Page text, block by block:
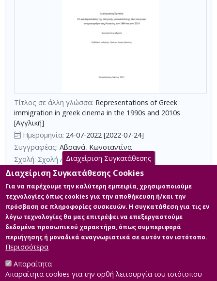
επιπλέον
κριτηρίων
αναζήτησης
Τίτλος σε άλλη γλώσσα: Representations of Greek
immigration in greek cinema in the 1990s and 2010s
[Αγγλική]
Ημερομηνία: 24-07-2022 [2022-07-24]
Συγγραφέας: Αβρανά, Κωνσταντίνα
Σχολή: Σχολή Ανθρωπιστικών Επιστημών
Τμήμα: Δημόσια Ιστορία (ΔΙΣ)
Περίληψη (Abstract):
Στην εργασία αυτή εξετάζονται οι
διαφοροποιήσεις στις αναπαραστάσεις της ελληνικής
μετανάστευσης στις δεκαετίες του 1990 και του 2010 στον
ελληνικό κινηματογράφο. Ο κινηματογράφος, ως ολικό κοινωνικό
φαινόμενο, αποτελεί προνομιούχο πεδίο έρευνας της Δημόσιας
Ιστορίας, καθώς μπορεί να φωτίσει λόγους και αντί-λόγους, να
κάνει θεατό το αθέατο που, συχνά, εσκεμμένα ή μη, δεν
εμπεριέχεται στα κυρίαρχα ...
Διαχείριση Συγκατάθεσης
Διαχείριση Συγκατάθεσης Cookies
Για να παρέχουμε την καλύτερη εμπειρία, χρησιμοποιούμε
τεχνολογίες όπως cookies για την αποθήκευση ή/και την
πρόσβαση σε πληροφορίες συσκευών. Η συγκατάθεση για τις εν
λόγω τεχνολογίες θα μας επιτρέψει να επεξεργαστούμε
δεδομένα προσωπικού χαρακτήρα, όπως συμπεριφορά
περιήγησης ή μοναδικά αναγνωριστικά σε αυτόν τον ιστότοπο.
Περισσότερα
Απαραίτητα
Απαραίτητα cookies για την ορθή λειτουργία του ιστότοπου